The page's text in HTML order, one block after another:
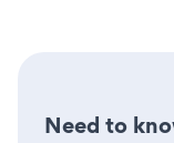
Need to